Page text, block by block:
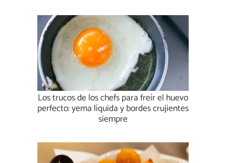
Los trucos de los chefs para freír el huevo
perfecto: yema líquida y bordes crujientes
siempre